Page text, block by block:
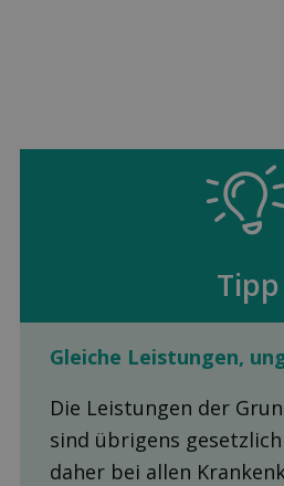
Tipp
Gleiche Leis­tungen,
Die Leistungen der
sind übrigens
daher bei allen